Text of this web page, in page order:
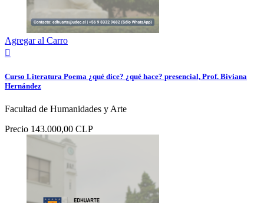
Agregar al Carro

Curso Literatura Poema ¿qué dice? ¿qué hace? presencial, Prof. Biviana
Hernández
Facultad de Humanidades y Arte
Precio 143.000,00 CLP